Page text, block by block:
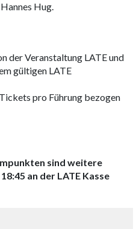
Hug.
der Veranstaltung LATE und
gültigen LATE
pro Führung bezogen
sind weitere
an der LATE Kasse